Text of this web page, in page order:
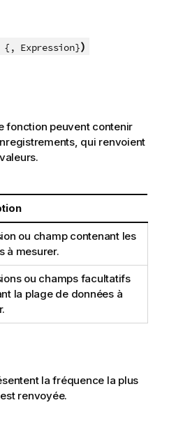
Expression})
fonction peuvent contenir
qui renvoient
ou champ contenant les
à mesurer.
ou champs facultatifs
la plage de données à
la fréquence la plus
renvoyée.